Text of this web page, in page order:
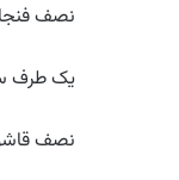
نصف فنجان روغن، حدود ۵۰ گرم یا
یک طرف سینه کامل
نصف